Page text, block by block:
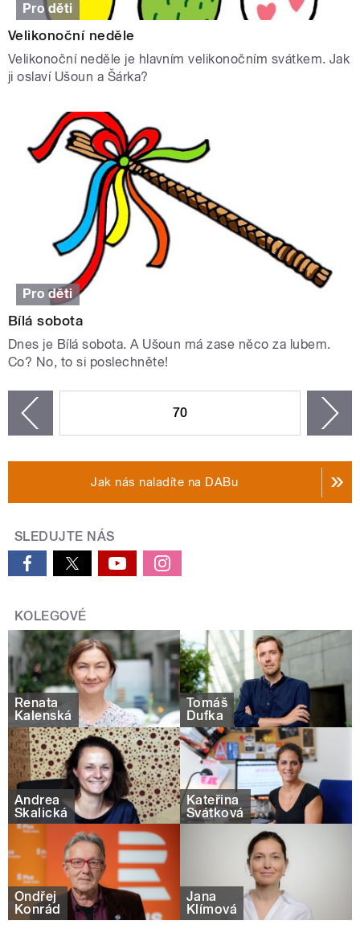
Pro děti
Velikonoční neděle
Velikonoční neděle je hlavním velikonočním svátkem. Jak
ji oslaví Ušoun a Šárka?
Pro děti
Bílá sobota
Dnes je Bílá sobota. A Ušoun má zase něco za lubem.
Co? No, to si poslechněte!
70
Jak nás naladíte na DABu
SLEDUJTE NÁS
KOLEGOVÉ
Renata
Kalenská
Tomáš
Dufka
Andrea
Skalická
Kateřina
Svátková
Ondřej
Konrád
Jana
Klímová